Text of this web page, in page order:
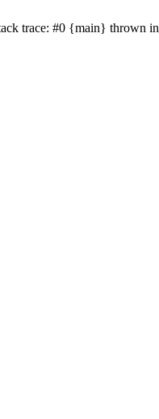
trace: #0 {main} thrown in